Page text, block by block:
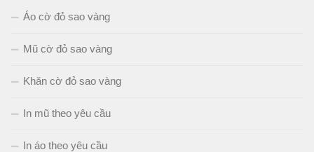
Áo cờ đỏ sao vàng
Mũ cờ đỏ sao vàng
Khăn cờ đỏ sao vàng
In mũ theo yêu cầu
In áo theo yêu cầu